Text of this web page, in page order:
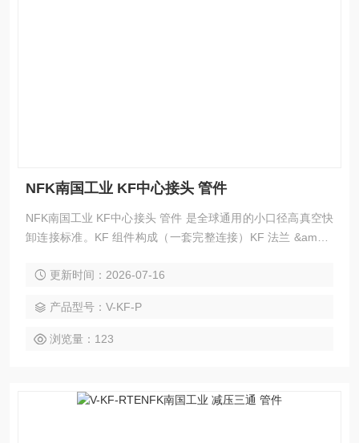
NFK南国工业 KF中心接头 管件
NFK南国工业 KF中心接头 管件 是全球通用的小口径高真空快
卸连接标准。KF 组件构成（一套完整连接）KF 法兰 &amp;a
g）：带 O 圈，对中 + 密封O 形圈：FKM（氟橡胶，标准）、
母，夹紧密封
更新时间：2026-07-16
产品型号：V-KF-P
浏览量：123